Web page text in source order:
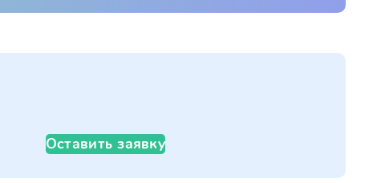
Оставить заявку